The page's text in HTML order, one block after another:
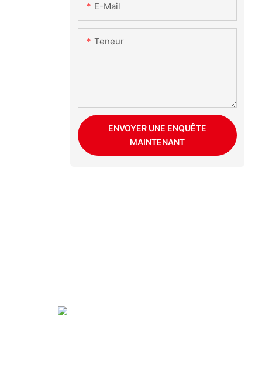
E-Mail
Teneur
ENVOYER UNE ENQUÊTE
MAINTENANT